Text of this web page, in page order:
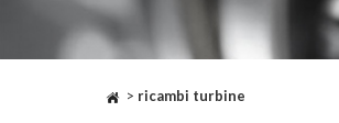
> ricambi turbine